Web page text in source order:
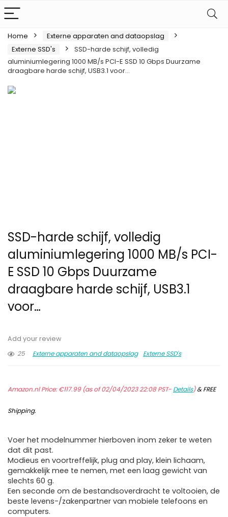
Home
Externe apparaten and dataopslag
Externe SSD's
SSD-harde schijf, volledig
aluminiumlegering 1000 MB/s PCI-E SSD 10 Gbps Duurzame
draagbare harde schijf, USB3.1 voor…
SSD-harde schijf, volledig
aluminiumlegering 1000 MB/s PCI-
E SSD 10 Gbps Duurzame
draagbare harde schijf, USB3.1
voor…
Add your review
25
Externe apparaten and dataopslag Externe SSD's
Amazon.nl Price:€117.99(as of 02/04/2023 22:08 PST- Details)&FREE
Shipping.
Voer het modelnummer hierboven inom zeker te weten
dat dit past.
Modieus en voortreffelijk, plug and play, klein lichaam,
gemakkelijk mee te nemen, met een laag gewicht van
slechts 60 g.
Een seconde om de bestandsoverdracht te voltooien, de
beste levens-/zakenpartner van mobiele telefoons en
computers.